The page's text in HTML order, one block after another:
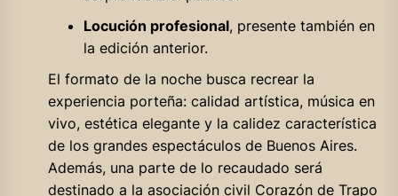
Locución profesional, presente también en
la edición anterior.
El formato de la noche busca recrear la
experiencia porteña: calidad artística, música en
vivo, estética elegante y la calidez característica
de los grandes espectáculos de Buenos Aires.
Además, una parte de lo recaudado será
destinado a la asociación civil Corazón de Trapo